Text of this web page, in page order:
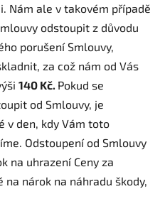
Nám ale v takovém případě
odstoupit z důvodu
porušení Smlouvy,
za což nám od Vás
140 Kč. Pokud se
od Smlouvy, je
v den, kdy Vám toto
Odstoupení od Smlouvy
na uhrazení Ceny za
na nárok na náhradu škody,